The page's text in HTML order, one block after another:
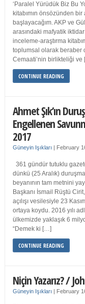
‘Paralel Yürüdük Biz Bu
kitabımın önsözünden bir
başlayacağım. AKP ve
arasındaki mafyatik iktidar
inceleme-araştırma
toplumsal olarak beraber
Cemaati’nin birlikteliği
CONTINUE READING
Ahmet Şık’ın
Engellenen
2017
Güneyin Işıkları | February
361 gündür tutuklu
dünkü (25 Aralık)
beyanının tam metnini
Başkanı İsmail Rüştü
açılışı vesilesiyle 23
ortaya koydu. 2016 yılı
ülkemizde yaklaşık 6
“Demek ki […]
CONTINUE READING
Niçin Yazarız? /
Güneyin Işıkları | February